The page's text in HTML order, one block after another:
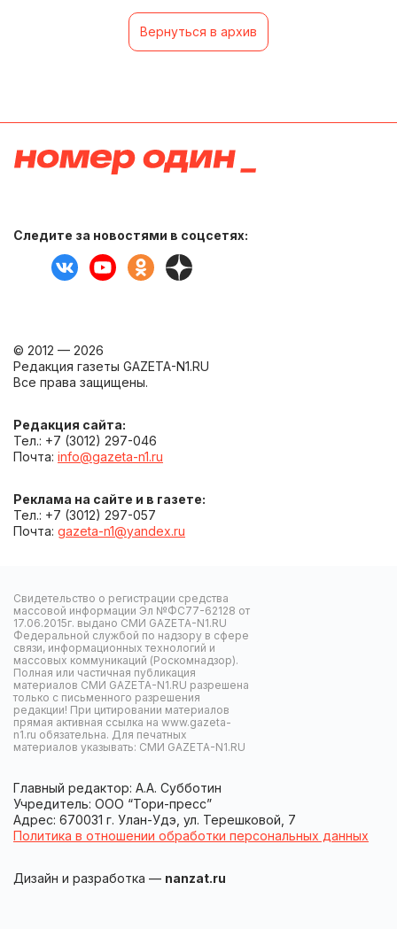
Вернуться в архив
Следите за новостями в соцсетях:
© 2012 — 2026
Редакция газеты GAZETA-N1.RU
Все права защищены.
Редакция сайта:
Тел.: +7 (3012) 297-046
Почта: info@gazeta-n1.ru
Реклама на сайте и в газете:
Тел.: +7 (3012) 297-057
Почта: gazeta-n1@yandex.ru
Свидетельство о регистрации средства
массовой информации Эл №ФС77-62128 от
17.06.2015г. выдано СМИ GAZETA-N1.RU
Федеральной службой по надзору в сфере
связи, информационных технологий и
массовых коммуникаций (Роскомнадзор).
Полная или частичная публикация
материалов СМИ GAZETA-N1.RU разрешена
только с письменного разрешения
редакции! При цитировании материалов
прямая активная ссылка на www.gazeta-
n1.ru обязательна. Для печатных
материалов указывать: СМИ GAZETA-N1.RU
Главный редактор: А.А. Субботин
Учредитель: ООО “Тори-пресс”
Адрес: 670031 г. Улан-Удэ, ул. Терешковой, 7
Политика в отношении обработки персональных данных
Дизайн и разработка — nanzat.ru